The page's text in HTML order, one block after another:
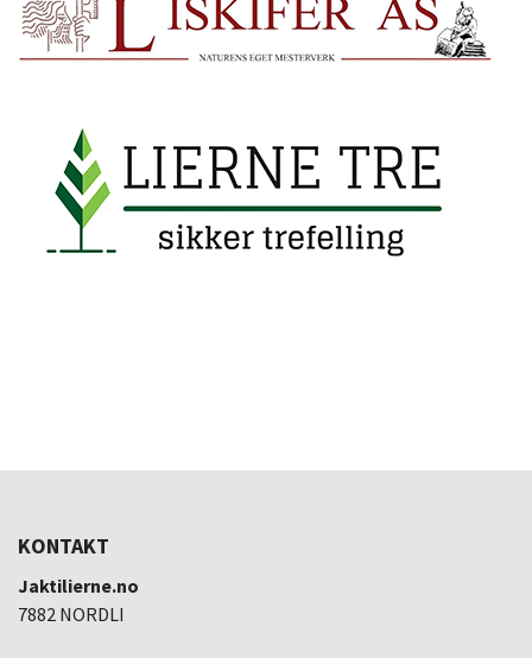
KONTAKT
Jaktilierne.no
7882 NORDLI